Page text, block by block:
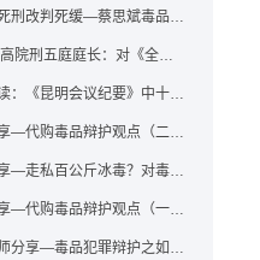
六百公斤运毒案主犯死刑改判死缓—蔡思斌毒品犯罪辩护成功案例
福州毒品律师推荐:最高院刑五庭庭长：对《全国法院毒品案件审判工作会议纪要》的理解与适用
福州毒品律师推荐阅读：《昆明会议纪要》中十个“意想不到”的规定
福州毒品辩护律师分享—代购毒品辩护观点（二）——“牟利”之辩
福州毒品辩护律师分享—走私百公斤冰毒？对毒品缺失型走私毒品罪案件，该如何有效辩护
福州毒品辩护律师分享—代购毒品辩护观点（一）——“真假”之辩
福州毒品犯罪辩护律师分享—毒品犯罪辩护之如何提炼言辞证据